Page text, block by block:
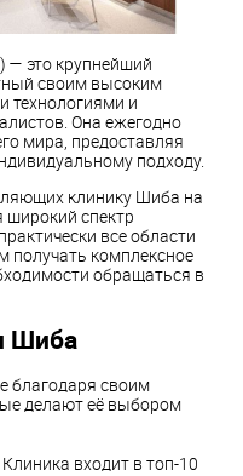
— это крупнейший
своим высоким
технологиями и
Она ежегодно
мира, предоставляя
подходу.
клинику Шиба на
широкий спектр
все области
получать комплексное
обращаться в
Шиба
благодаря своим
делают её выбором
Клиника входит в топ-10